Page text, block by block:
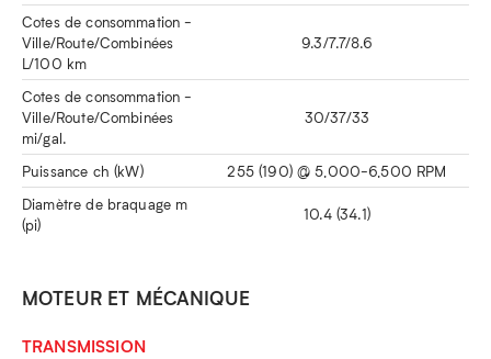
Cotes de consommation -
Ville/Route/Combinées
L/100 km
9.3/7.7/8.6
Cotes de consommation -
Ville/Route/Combinées
mi/gal.
30/37/33
Puissance ch (kW)
255 (190) @ 5,000-6,500 RPM
Diamètre de braquage m
(pi)
10.4 (34.1)
MOTEUR ET MÉCANIQUE
TRANSMISSION